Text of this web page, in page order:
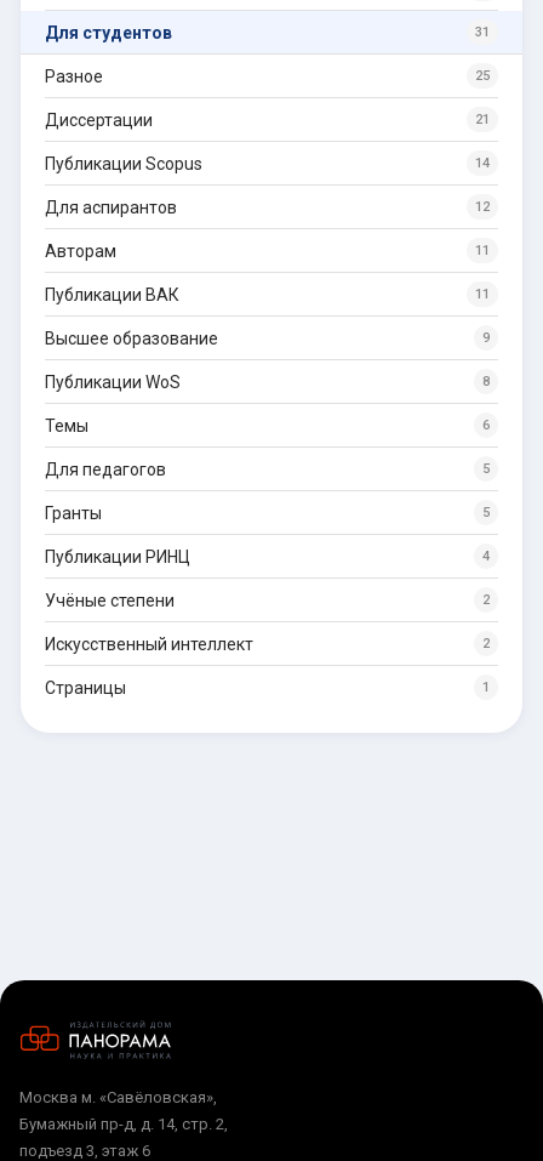
Для студентов 31
Разное 25
Диссертации 21
Публикации Scopus 14
Для аспирантов 12
Авторам 11
Публикации ВАК 11
Высшее образование 9
Публикации WoS 8
Темы 6
Для педагогов 5
Гранты 5
Публикации РИНЦ 4
Учёные степени 2
Искусственный интеллект 2
Страницы 1
Москва м. «Савёловская»,
Бумажный пр-д, д. 14, стр. 2,
подъезд 3, этаж 6